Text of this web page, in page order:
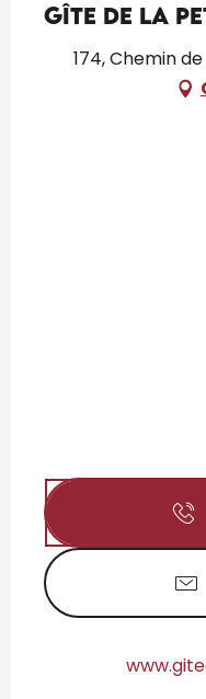
Gîte De La
174, Chemin